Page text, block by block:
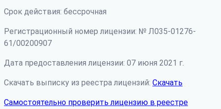
Срок действия: бессрочная
Регистрационный номер лицензии: № Л035-01276-
61/00200907
Дата предоставления лицензии: 07 июня 2021 г.
Скачать выписку из реестра лицензий: Скачать
Самостоятельно проверить лицензию в реестре